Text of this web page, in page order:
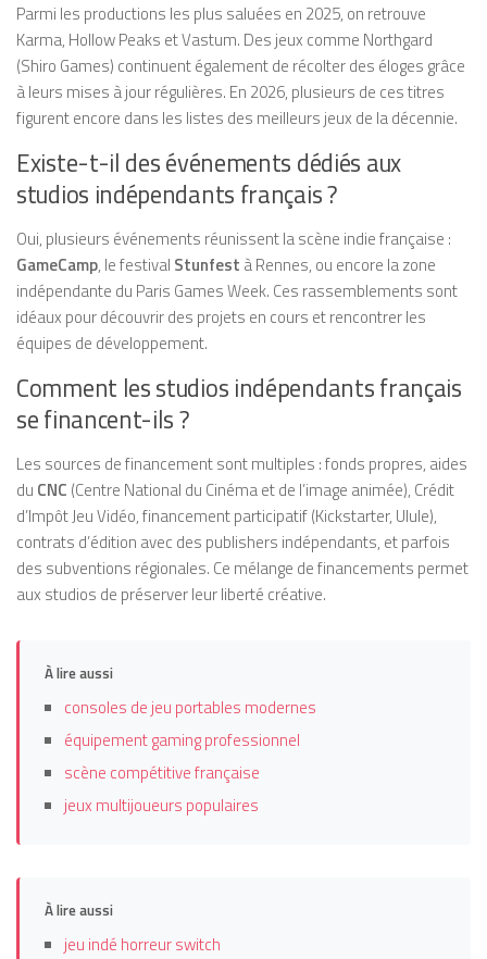
Parmi les productions les plus saluées en 2025, on retrouve
Karma, Hollow Peaks et Vastum. Des jeux comme Northgard
(Shiro Games) continuent également de récolter des éloges grâce
à leurs mises à jour régulières. En 2026, plusieurs de ces titres
figurent encore dans les listes des meilleurs jeux de la décennie.
Existe-t-il des événements dédiés aux
studios indépendants français ?
Oui, plusieurs événements réunissent la scène indie française :
GameCamp, le festival Stunfest à Rennes, ou encore la zone
indépendante du Paris Games Week. Ces rassemblements sont
idéaux pour découvrir des projets en cours et rencontrer les
équipes de développement.
Comment les studios indépendants français
se financent-ils ?
Les sources de financement sont multiples : fonds propres, aides
du CNC (Centre National du Cinéma et de l’image animée), Crédit
d’Impôt Jeu Vidéo, financement participatif (Kickstarter, Ulule),
contrats d’édition avec des publishers indépendants, et parfois
des subventions régionales. Ce mélange de financements permet
aux studios de préserver leur liberté créative.
À lire aussi
consoles de jeu portables modernes
équipement gaming professionnel
scène compétitive française
jeux multijoueurs populaires
À lire aussi
jeu indé horreur switch